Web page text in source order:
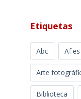
Etiquetas
Abc Af.es
Arte
Biblioteca